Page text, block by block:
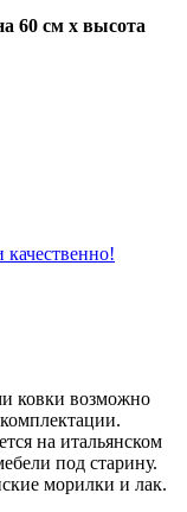
60 см х высота
качественно!
ковки возможно
на итальянском
под старину.
морилки и лак.